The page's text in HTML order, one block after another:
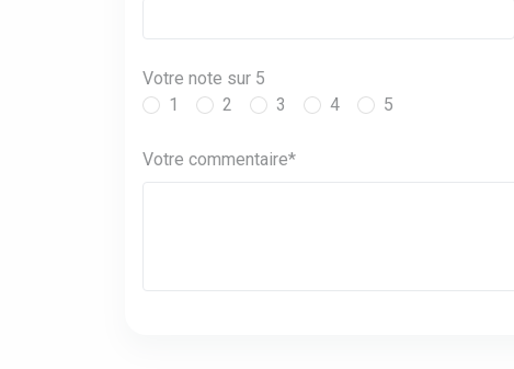
Votre note sur 5
1
2 3 4 5
Votre commentaire*